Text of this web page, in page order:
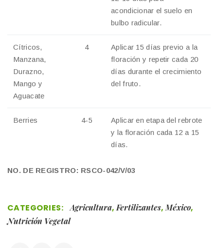
acondicionar el suelo en
bulbo radicular.
Cítricos,
Manzana,
Durazno,
Mango y
Aguacate
4
Aplicar 15 días previo a la
floración y repetir cada 20
días durante el crecimiento
del fruto.
Berries 4-5
Aplicar en etapa del rebrote
y la floración cada 12 a 15
días.
NO. DE REGISTRO: RSCO-042/V/03
CATEGORIES: Agricultura,Fertilizantes,México,
Nutrición Vegetal